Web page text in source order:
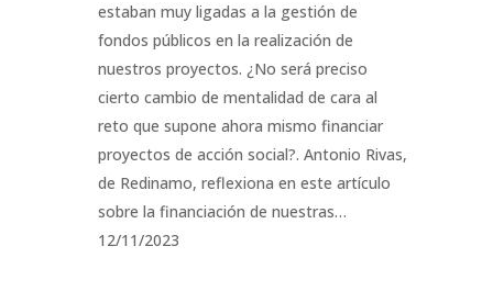
estaban muy ligadas a la gestión de
fondos públicos en la realización de
nuestros proyectos. ¿No será preciso
cierto cambio de mentalidad de cara al
reto que supone ahora mismo financiar
proyectos de acción social?. Antonio Rivas,
de Redinamo, reflexiona en este artículo
sobre la financiación de nuestras…
12/11/2023